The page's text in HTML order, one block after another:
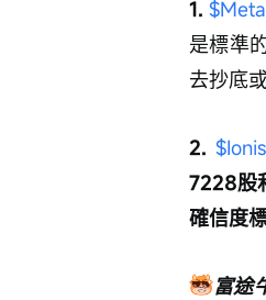
1.
是標準
去抄底
2.
7228股
確信度
富途